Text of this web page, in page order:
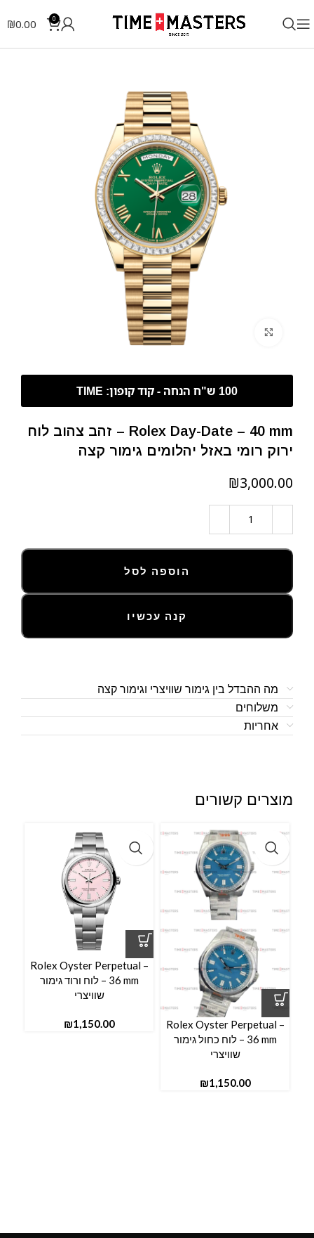
0
₪0.00
Rolex Day-Date – 40 mm – זהב צהוב לוח
ירוק רומי באזל יהלומים גימור קצה
₪
הוספה לסל
קנה עכשיו
מה ההבדל בין גימור שוויצרי וגימור קצה
משלוחים
אחריות
מוצרים קשורים
Rolex Oyster Perpetual –
36 mm – לוח כחול גימור
שוויצרי
₪
Rolex Oyster Perpetual –
36 mm – לוח ורוד גימור
שוויצרי
₪